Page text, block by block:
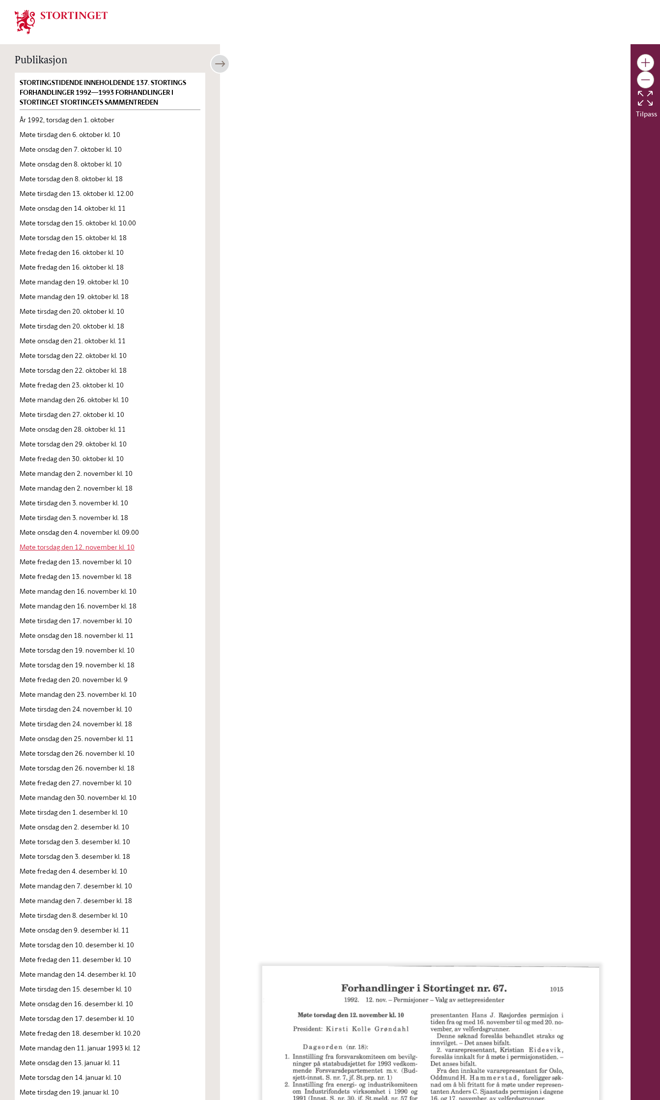
Stortinget.no
Publikasjon
STORTINGSTIDENDE INNEHOLDENDE 137. STORTINGS
FORHANDLINGER 1992—1993 FORHANDLINGER I
STORTINGET STORTINGETS SAMMENTREDEN
År 1992, torsdag den 1. oktober
Møte tirsdag den 6. oktober kl. 10
Møte onsdag den 7. oktober kl. 10
Møte onsdag den 8. oktober kl. 10
Møte torsdag den 8. oktober kl. 18
Møte tirsdag den 13. oktober kl. 12.00
Møte onsdag den 14. oktober kl. 11
Møte torsdag den 15. oktober kl. 10.00
Møte torsdag den 15. oktober kl. 18
Møte fredag den 16. oktober kl. 10
Møte fredag den 16. oktober kl. 18
Møte mandag den 19. oktober kl. 10
Møte mandag den 19. oktober kl. 18
Møte tirsdag den 20. oktober kl. 10
Møte tirsdag den 20. oktober kl. 18
Møte onsdag den 21. oktober kl. 11
Møte torsdag den 22. oktober kl. 10
Møte torsdag den 22. oktober kl. 18
Møte fredag den 23. oktober kl. 10
Møte mandag den 26. oktober kl. 10
Møte tirsdag den 27. oktober kl. 10
Møte onsdag den 28. oktober kl. 11
Møte torsdag den 29. oktober kl. 10
Møte fredag den 30. oktober kl. 10
Møte mandag den 2. november kl. 10
Møte mandag den 2. november kl. 18
Møte tirsdag den 3. november kl. 10
Møte tirsdag den 3. november kl. 18
Møte onsdag den 4. november kl. 09.00
Møte torsdag den 12. november kl. 10
Møte fredag den 13. november kl. 10
Møte fredag den 13. november kl. 18
Møte mandag den 16. november kl. 10
Møte mandag den 16. november kl. 18
Møte tirsdag den 17. november kl. 10
Møte onsdag den 18. november kl. 11
Møte torsdag den 19. november kl. 10
Møte torsdag den 19. november kl. 18
Møte fredag den 20. november kl. 9
Møte mandag den 23. november kl. 10
Møte tirsdag den 24. november kl. 10
Møte tirsdag den 24. november kl. 18
Møte onsdag den 25. november kl. 11
Møte torsdag den 26. november kl. 10
Møte torsdag den 26. november kl. 18
Møte fredag den 27. november kl. 10
Møte mandag den 30. november kl. 10
Møte tirsdag den 1. desember kl. 10
Møte onsdag den 2. desember kl. 10
Møte torsdag den 3. desember kl. 10
Møte torsdag den 3. desember kl. 18
Møte fredag den 4. desember kl. 10
Møte mandag den 7. desember kl. 10
Møte mandag den 7. desember kl. 18
Møte tirsdag den 8. desember kl. 10
Møte onsdag den 9. desember kl. 11
Møte torsdag den 10. desember kl. 10
Møte fredag den 11. desember kl. 10
Møte mandag den 14. desember kl. 10
Møte tirsdag den 15. desember kl. 10
Møte onsdag den 16. desember kl. 10
Møte torsdag den 17. desember kl. 10
Møte fredag den 18. desember kl. 10.20
Møte mandag den 11. januar 1993 kl. 12
Møte onsdag den 13. januar kl. 11
Møte torsdag den 14. januar kl. 10
Møte tirsdag den 19. januar kl. 10